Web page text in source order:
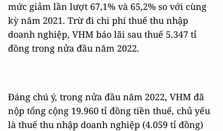
mức giảm lần lượt 67,1% và 65,2% so với cùng
kỳ năm 2021. Trừ đi chi phí thuế thu nhập
doanh nghiệp, VHM báo lãi sau thuế 5.347 tỉ
đồng trong nửa đầu năm 2022.
Đáng chú ý, trong nửa đầu năm 2022, VHM đã
nộp tổng cộng 19.960 tỉ đồng tiền thuế, chủ yếu
là thuế thu nhập doanh nghiệp (4.059 tỉ đồng)